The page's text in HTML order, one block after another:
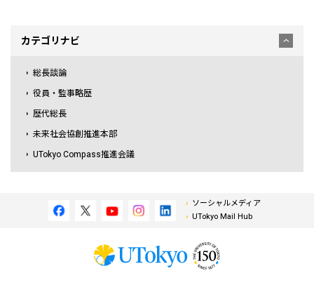
カテゴリナビ
総長談論
役員・監事略歴
歴代総長
未来社会協創推進本部
UTokyo Compass推進会議
ソーシャルメディア
UTokyo Mail Hub